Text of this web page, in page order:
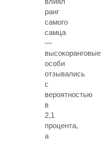
ранг
самого
самца
—
высокоранговые
особи
отзывались
с
вероятностью
в
2,1
процента,
а